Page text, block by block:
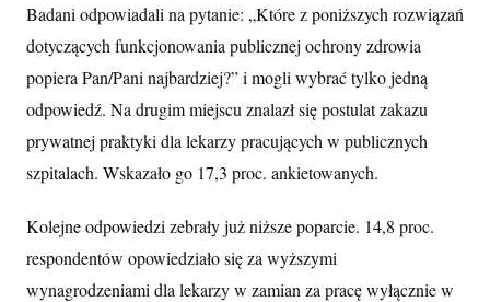
Badani odpowiadali na pytanie: „Które z poniższych rozwiązań
dotyczących funkcjonowania publicznej ochrony zdrowia
popiera Pan/Pani najbardziej?” i mogli wybrać tylko jedną
odpowiedź. Na drugim miejscu znalazł się postulat zakazu
prywatnej praktyki dla lekarzy pracujących w publicznych
szpitalach. Wskazało go 17,3 proc. ankietowanych.
Kolejne odpowiedzi zebrały już niższe poparcie. 14,8 proc.
respondentów opowiedziało się za wyższymi
wynagrodzeniami dla lekarzy w zamian za pracę wyłącznie w